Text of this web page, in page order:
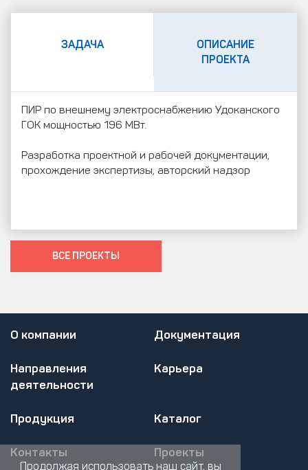
ЗАДАЧА
ОПИСАНИЕ
ПРОЕКТА
ПИР по внешнему электроснабжению Удоканского
ГОК мощностью 196 МВт.
Разработка проектной и рабочей документации,
прохождение экспертизы, авторский надзор
ВСЕ ПРОЕКТЫ
О компании
Направления
деятельности
Продукция Каталог
Проекты
Документация
Карьера
Контакты
Продолжая использовать наш сайт, вы